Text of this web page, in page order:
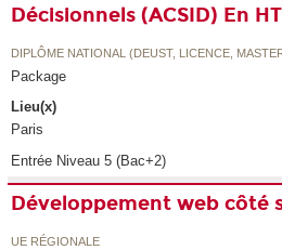
Décisionnels (ACSID) En
DIPLÔME NATIONAL (DEUST, LICENCE,
Package
Lieu(x)
Paris
Entrée Niveau 5 (Bac+2)
Développement web côté
UE RÉGIONALE